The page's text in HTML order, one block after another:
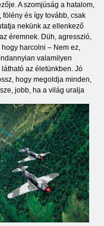
A szomjúság a hatalom,
fölény és így tovább, csak
nekünk az ellenkező
éremnek. Düh, agresszió,
hogy harcolni – Nem ez,
valamilyen
látható az életünkben. Jó
hogy megoldja minden,
jobb, ha a világ uralja